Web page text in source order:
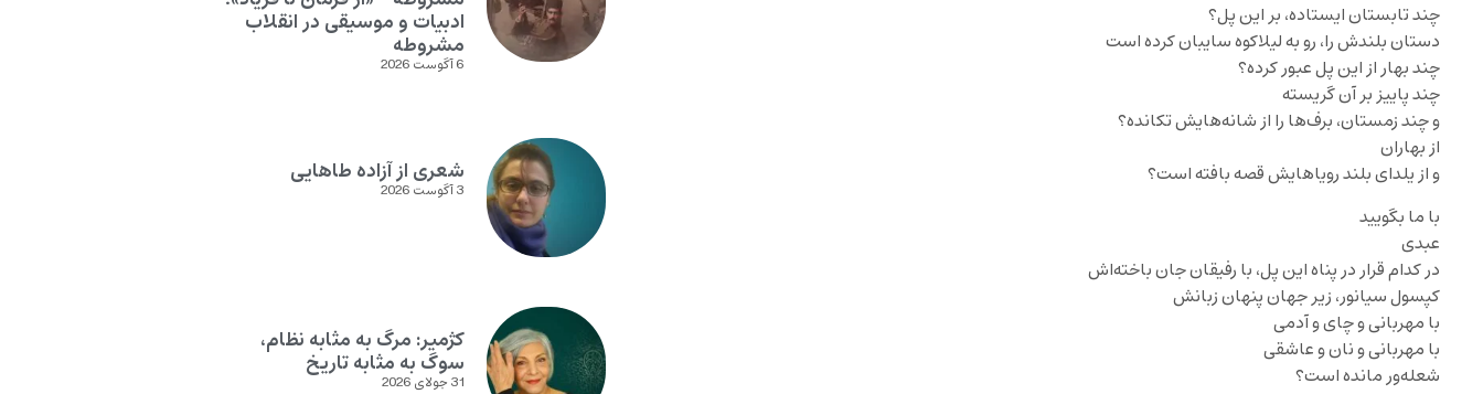
چند تابستان ایستاده، بر این پل؟
دستان بلندش را، رو به لیلاکوه سایبان کرده است
چند بهار از این پل عبور کرده؟
چند پاییز بر آن گریسته
و چند زمستان، برف‌ها را از شانه‌هایش تکانده؟
از بهاران
و از یلدای بلند رویاهایش قصه بافته است؟
با ما بگویید
عبدی
در کدام قرار در پناه این پل، با رفیقان جان باخته‌اش
کپسول سیانور، زیر جهان پنهان زبانش
با مهربانی و چای و آدمی
با مهربانی و نان و عاشقی
شعله‌ور مانده است؟
ادبیات و موسیقی در انقلاب
مشروطه
6 آگوست 2026
شعری از آزاده طاهایی
3 آگوست 2026
کژمیر: مرگ به مثابه نظام،
سوگ به مثابه تاریخ
31 جولای 2026